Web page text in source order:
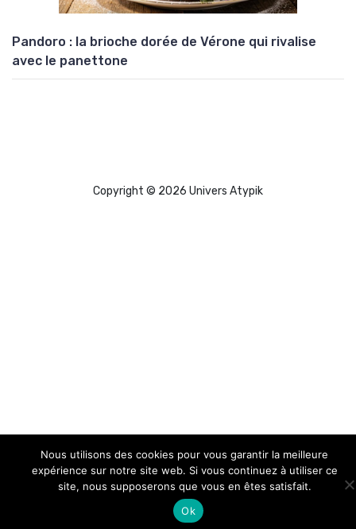
Pandoro : la brioche dorée de Vérone qui rivalise
avec le panettone
Copyright © 2026 Univers Atypik
Nous utilisons des cookies pour vous garantir la meilleure
expérience sur notre site web. Si vous continuez à utiliser ce
site, nous supposerons que vous en êtes satisfait.
Ok